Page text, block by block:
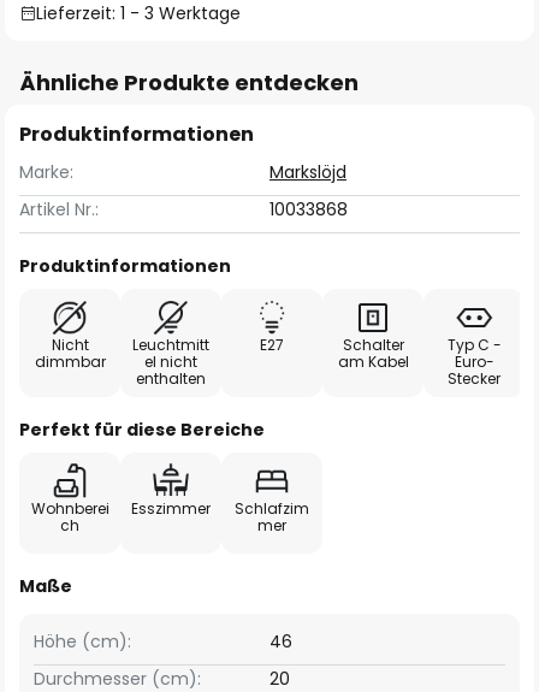
Lieferzeit: 1 - 3 Werktage
Ähnliche Produkte entdecken
Produktinformationen
Marke:
Markslöjd
Artikel Nr.:
10033868
Produktinformationen
Nicht
dimmbar
Leuchtmitt
el nicht
enthalten
E27
Schalter
am Kabel
Typ C -
Euro-
Stecker
Perfekt für diese Bereiche
Wohnberei
ch
Esszimmer
Schlafzim
mer
Maße
Höhe (cm):
46
Durchmesser (cm):
20